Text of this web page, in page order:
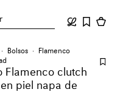
Bolsos
Flamenco
Flamenco clutch
piel napa de